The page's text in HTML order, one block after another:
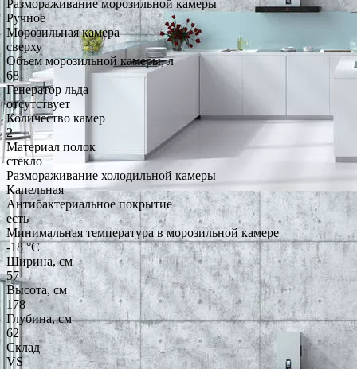
Размораживание морозильной камеры
Ручное
Морозильная камера
сверху
Объем морозильной камеры, л
68
Генератор льда
отсутствует
Количество камер
2
Материал полок
стекло
Размораживание холодильной камеры
Капельная
Антибактериальное покрытие
есть
Минимальная температура в морозильной камере
-18 °C
Ширина, см
57
Высота, см
178
Глубина, см
62
Склад
VS